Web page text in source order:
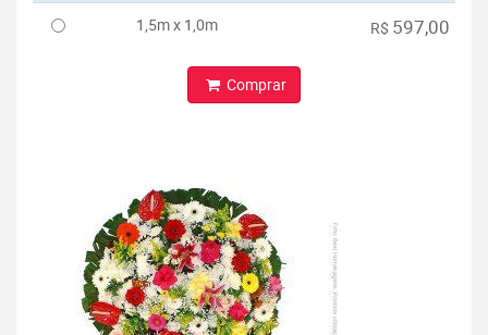
1,5m x 1,0m R$ 597,00
Comprar